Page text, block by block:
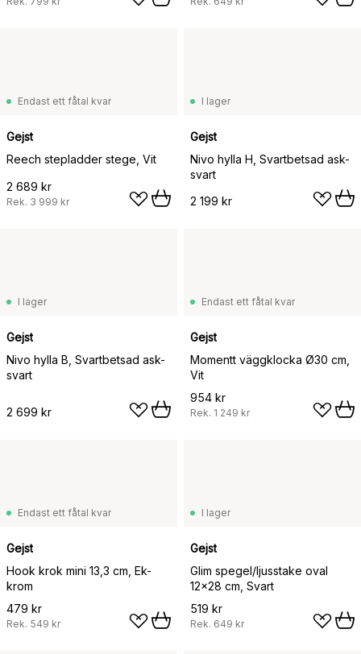
Endast ett fåtal kvar
Gejst
Reech stepladder stege, Vit
2 689 kr
Rek. 3 999 kr
I lager
Gejst
Nivo hylla H, Svartbetsad ask-
svart
2 199 kr
I lager
Gejst
Nivo hylla B, Svartbetsad ask-
svart
2 699 kr
Endast ett fåtal kvar
Gejst
Momentt väggklocka Ø30 cm,
Vit
954 kr
Rek. 1 249 kr
Endast ett fåtal kvar
Gejst
Hook krok mini 13,3 cm, Ek-
krom
479 kr
Rek. 549 kr
I lager
Gejst
Glim spegel/ljusstake oval
12x28 cm, Svart
519 kr
Rek. 649 kr